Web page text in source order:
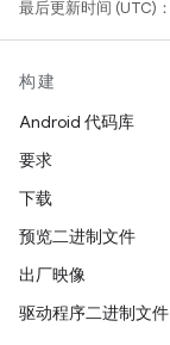
最后更新时间 (UTC)
构建
Android 代码库
要求
下载
预览二进制文件
出厂映像
驱动程序二进制文件